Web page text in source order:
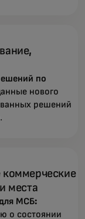
по
нового
решений
места
МСБ:
о состоянии